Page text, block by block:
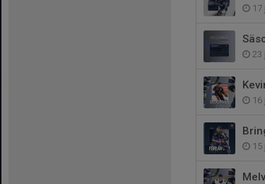
17
23
16
15